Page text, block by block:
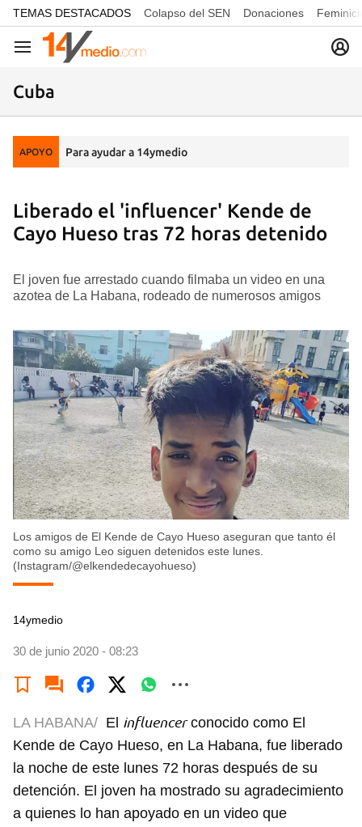
common.go-to-content
TEMAS DESTACADOS Colapso del SEN Donaciones
Navegación
Cuba
APOYO Para ayudar a 14ymedio
Liberado el 'influencer' Kende de
Cayo Hueso tras 72 horas detenido
El joven fue arrestado cuando filmaba un video en una
azotea de La Habana, rodeado de numerosos amigos
Los amigos de El Kende de Cayo Hueso aseguran que tanto él
como su amigo Leo siguen detenidos este lunes.
(Instagram/@elkendedecayohueso)
14ymedio
30 de junio 2020 - 08:23
LA HABANA/ El influencerconocido como El
Kende de Cayo Hueso, en La Habana, fue liberado
la noche de este lunes 72 horas después de su
detención. El joven ha mostrado su agradecimiento
a quienes lo han apoyado en un video que